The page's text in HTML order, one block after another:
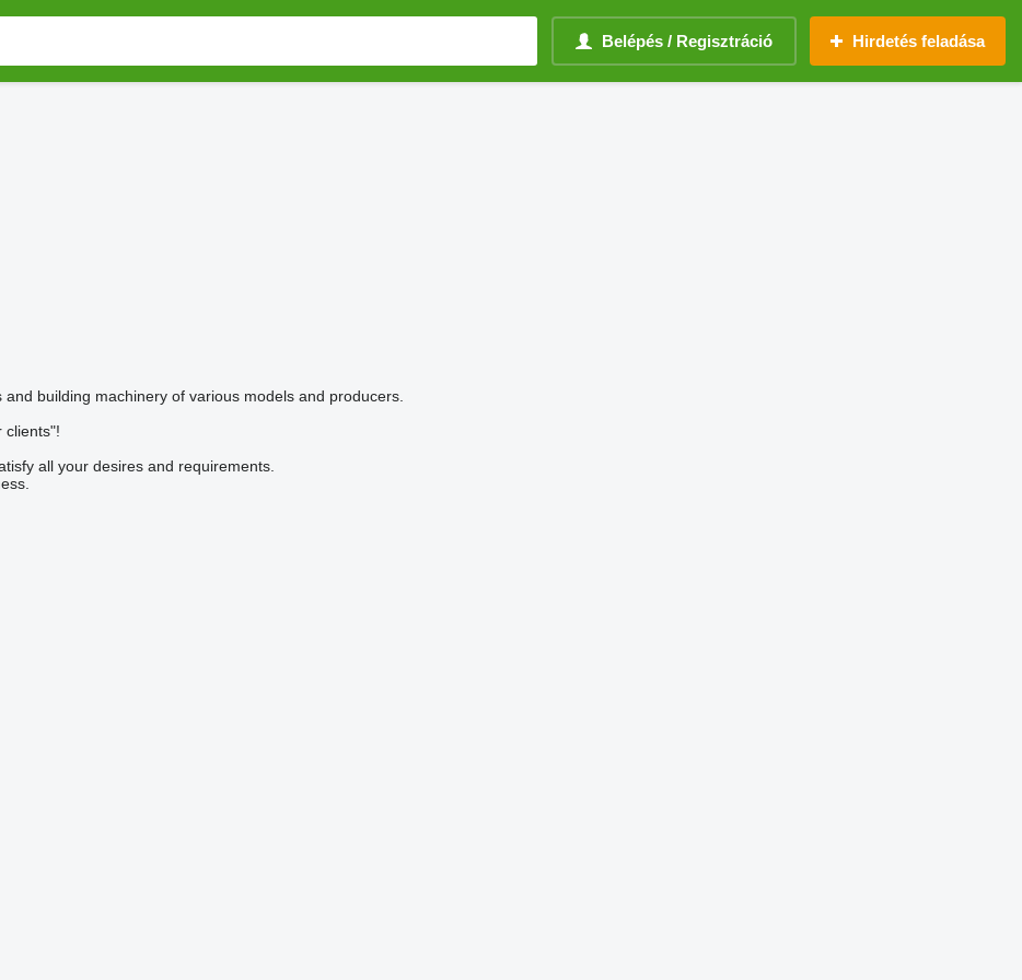
Belépés / Regisztráció Hirdetés feladása
and building machinery of various models and producers.
clients"!
all your desires and requirements.